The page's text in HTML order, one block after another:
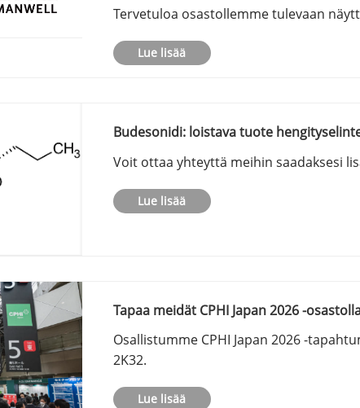
Tervetuloa osastollemme tulevaan
Lue lisää
Budesonidi: loistava tuote
Voit ottaa yhteyttä meihin saadaksesi
Lue lisää
Tapaa meidät CPHI Japan 2026 -
Osallistumme CPHI Japan 2026 -
2K32.
Lue lisää